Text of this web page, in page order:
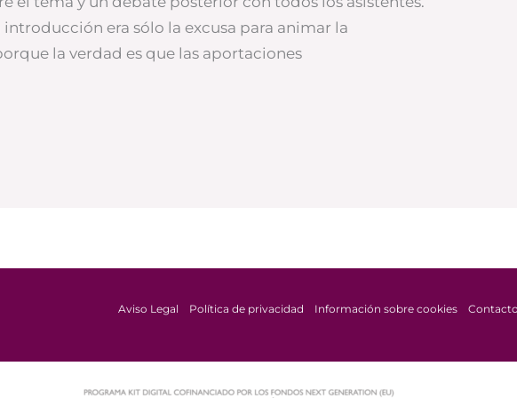
era sólo la excusa para animar la
la verdad es que las aportaciones
Aviso Legal Política de privacidad Información sobre cookies